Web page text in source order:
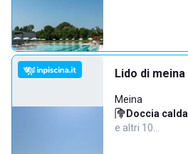
Lido di meina
Meina
Doccia calda
e altri 10…